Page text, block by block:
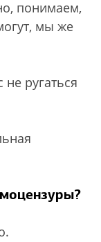
понимаем,
мы же
не ругаться